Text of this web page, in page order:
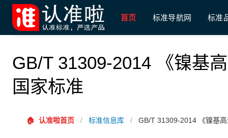
首页 标准导航网 标准
GB/T 31309-2014 《镍基
国家标准
🏠 认准啦首页 / 标准信息库 / GB/T 31309-2014 《镍基